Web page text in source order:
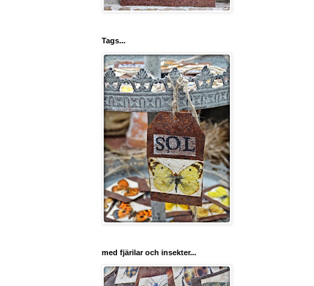
Tags...
med fjärilar och insekter...